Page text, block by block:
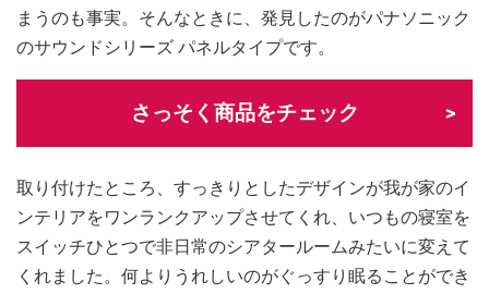
まうのも事実。そんなときに、発見したのがパナソニック
のサウンドシリーズ パネルタイプです。
さっそく商品をチェック
取り付けたところ、すっきりとしたデザインが我が家のイ
ンテリアをワンランクアップさせてくれ、いつもの寝室を
スイッチひとつで非日常のシアタールームみたいに変えて
くれました。何よりうれしいのがぐっすり眠ることができ